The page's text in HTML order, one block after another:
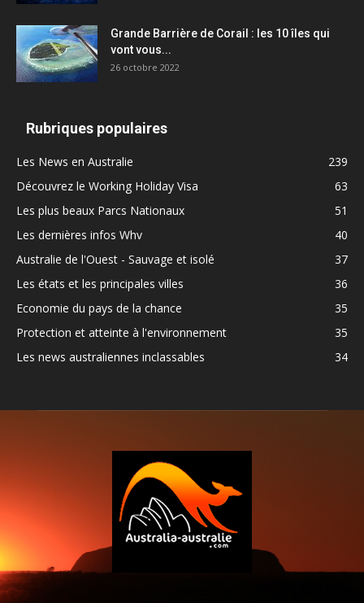
Grande Barrière de Corail : les 10 îles qui
vont vous...
26 octobre 2022
Rubriques populaires
Les News en Australie
239
Découvrez le Working Holiday Visa
63
Les plus beaux Parcs Nationaux
51
Les dernières infos Whv
40
Australie de l'Ouest - Sauvage et isolé
37
Les états et les principales villes
36
Economie du pays de la chance
35
Protection et atteinte à l'environnement
35
Les news australiennes inclassables
34